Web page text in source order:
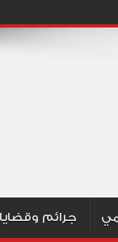
جرائم وقضايا